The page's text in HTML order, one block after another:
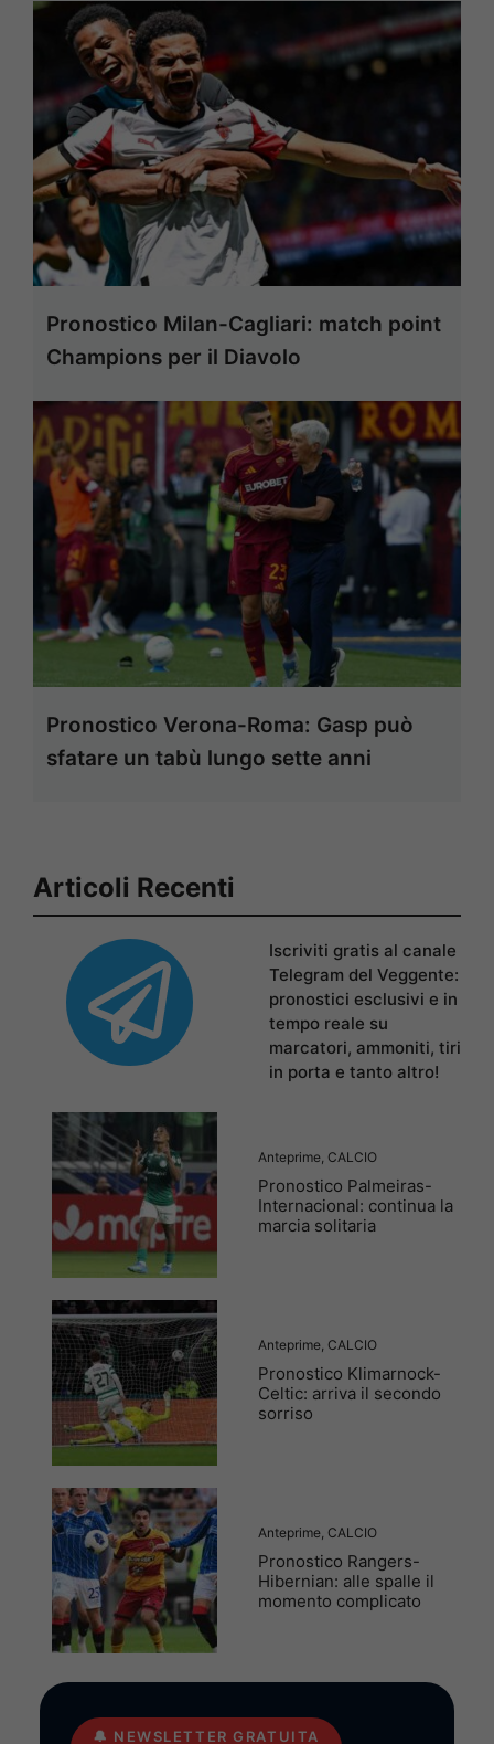
Pronostico Milan-Cagliari: match point
Champions per il Diavolo
Pronostico Verona-Roma: Gasp può
sfatare un tabù lungo sette anni
Articoli Recenti
Iscriviti gratis al canale
Telegram del Veggente:
pronostici esclusivi e in
tempo reale su
marcatori, ammoniti, tiri
in porta e tanto altro!
Anteprime, CALCIO
Pronostico Palmeiras-
Internacional: continua la
marcia solitaria
Anteprime, CALCIO
Pronostico Klimarnock-
Celtic: arriva il secondo
sorriso
Anteprime, CALCIO
Pronostico Rangers-
Hibernian: alle spalle il
momento complicato
🔔 NEWSLETTER GRATUITA